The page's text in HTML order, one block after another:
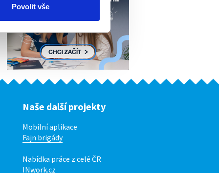
Povolit vše
Naše další projekty
Mobilní aplikace
Fajn brigády
Nabídka práce z celé ČR
INwork.cz